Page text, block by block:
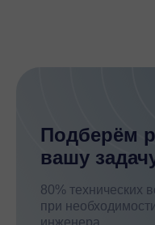
Подберём
вашу
80% технических
при